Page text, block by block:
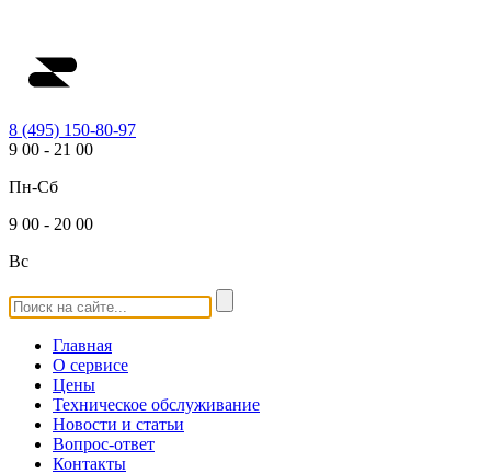
8 (495) 150-80-97
9 00 - 21 00
Пн-Сб
9 00 - 20 00
Вс
Главная
О сервисе
Цены
Техническое обслуживание
Новости и статьи
Вопрос-ответ
Контакты